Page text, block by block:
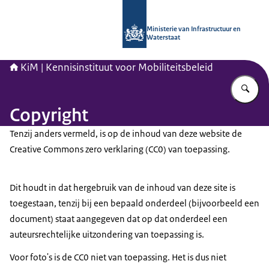
Ministerie van Infrastructuur en
Waterstaat
KiM | Kennisinstituut voor Mobiliteitsbeleid
Copyright
Tenzij anders vermeld, is op de inhoud van deze website de
Creative Commons zero verklaring (CC0) van toepassing.
Dit houdt in dat hergebruik van de inhoud van deze site is
toegestaan, tenzij bij een bepaald onderdeel (bijvoorbeeld een
document) staat aangegeven dat op dat onderdeel een
auteursrechtelijke uitzondering van toepassing is.
Voor foto's is de CC0 niet van toepassing. Het is dus niet